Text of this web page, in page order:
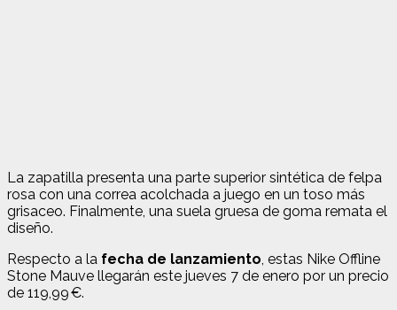
La zapatilla presenta una parte superior sintética de felpa
rosa con una correa acolchada a juego en un toso más
grisaceo. Finalmente, una suela gruesa de goma remata el
diseño.
Respecto a la fecha de lanzamiento, estas Nike Offline
Stone Mauve llegarán este jueves 7 de enero por un precio
de 119,99 €.